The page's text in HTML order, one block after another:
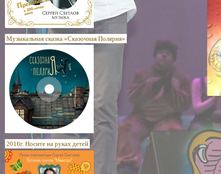
Музыкальная сказка «Сказочная Полярия»
2016г. Носите на руках детей